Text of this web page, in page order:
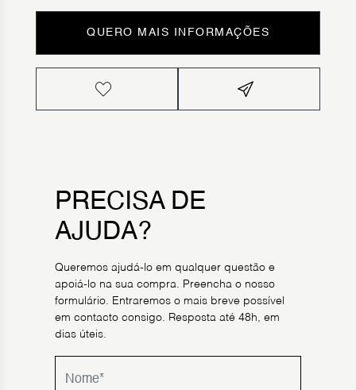
QUERO MAIS INFORMAÇÕES
PRECISA DE
AJUDA?
Queremos ajudá-lo em qualquer questão e
apoiá-lo na sua compra. Preencha o nosso
formulário. Entraremos o mais breve possível
em contacto consigo. Resposta até 48h, em
dias úteis.